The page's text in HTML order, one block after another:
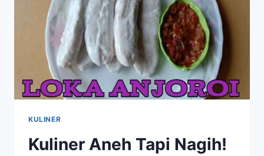
PANJANG
KULINER
Kuliner Aneh Tapi Nagih!